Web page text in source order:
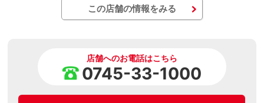
この店舗の情報をみる
店舗へのお電話はこちら
0745-33-1000